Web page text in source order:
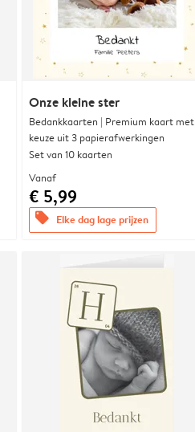
Onze kleine ster
Bedankkaarten | Premium kaart met
keuze uit 3 papierafwerkingen
Set van 10 kaarten
Vanaf
€ 5,99
offers Elke dag lage prijzen